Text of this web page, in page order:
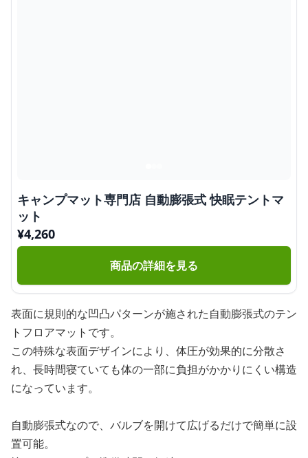
キャンプマット専門店 自動膨張式 快眠テントマ
ット
¥4,260
商品の詳細を見る
表面に規則的な凹凸パターンが施された自動膨張式のテン
トフロアマットです。
この特殊な表面デザインにより、体圧が効果的に分散さ
れ、長時間寝ていても体の一部に負担がかかりにくい構造
になっています。
自動膨張式なので、バルブを開けて広げるだけで簡単に設
置可能。